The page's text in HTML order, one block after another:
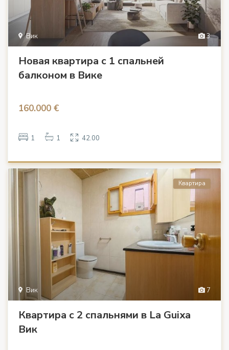
3
Вик
Новая квартира с 1 спальней
балконом в Вике
160.000 €
1 1 42.00
7
Вик
Квартира
Квартира с 2 спальнями в La Guixa
Вик